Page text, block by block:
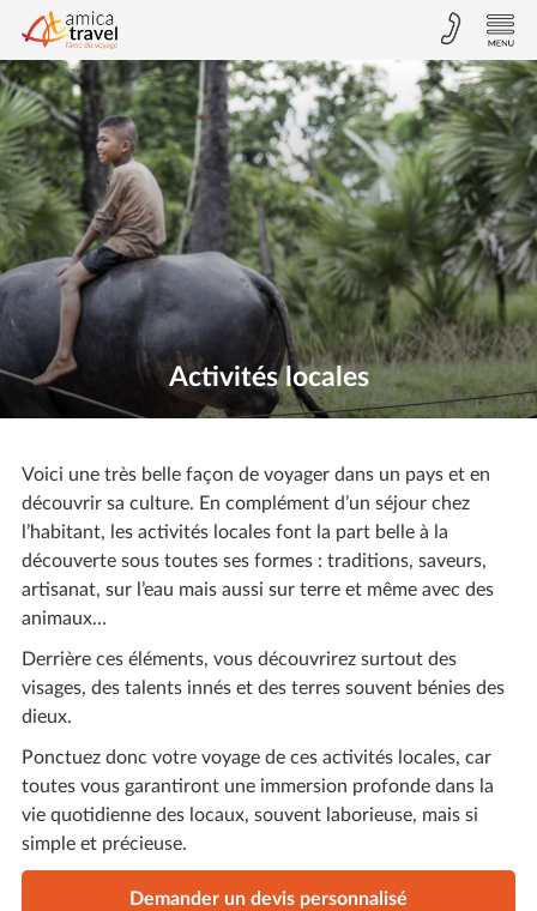
Activités locales
Voici une très belle façon de voyager dans un pays et en
découvrir sa culture. En complément d’un séjour chez
l’habitant, les activités locales font la part belle à la
découverte sous toutes ses formes : traditions, saveurs,
artisanat, sur l’eau mais aussi sur terre et même avec des
animaux…
Derrière ces éléments, vous découvrirez surtout des
visages, des talents innés et des terres souvent bénies des
dieux.
Ponctuez donc votre voyage de ces activités locales, car
toutes vous garantiront une immersion profonde dans la
vie quotidienne des locaux, souvent laborieuse, mais si
simple et précieuse.
Demander un devis personnalisé